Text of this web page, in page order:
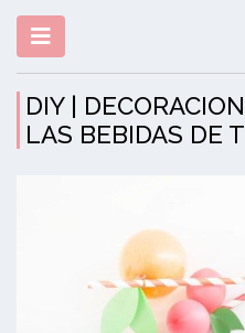
DIY |
LAS BEBIDAS DE